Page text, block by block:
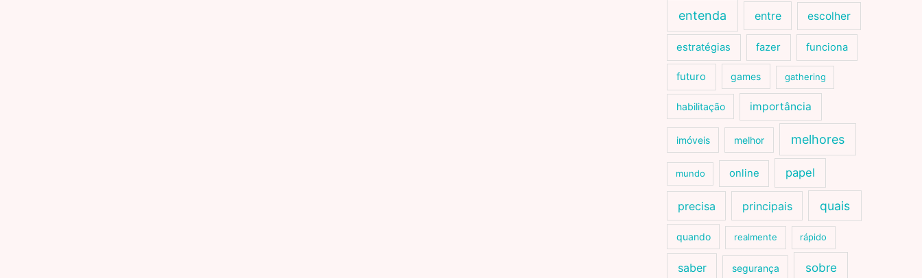
entenda entre escolher
estratégias fazer funciona
futuro games gathering
habilitação importância
imóveis melhor melhores
mundo online papel
precisa principais quais
quando realmente rápido
saber segurança sobre